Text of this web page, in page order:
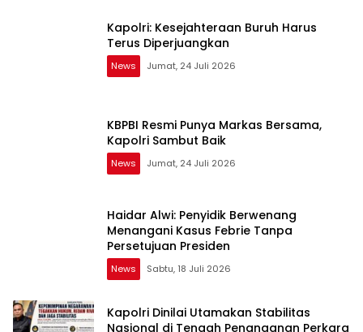
Kapolri: Kesejahteraan Buruh Harus
Terus Diperjuangkan
News Jumat, 24 Juli 2026
KBPBI Resmi Punya Markas Bersama,
Kapolri Sambut Baik
News Jumat, 24 Juli 2026
Haidar Alwi: Penyidik Berwenang
Menangani Kasus Febrie Tanpa
Persetujuan Presiden
News Sabtu, 18 Juli 2026
Kapolri Dinilai Utamakan Stabilitas
Nasional di Tengah Penanganan Perkara